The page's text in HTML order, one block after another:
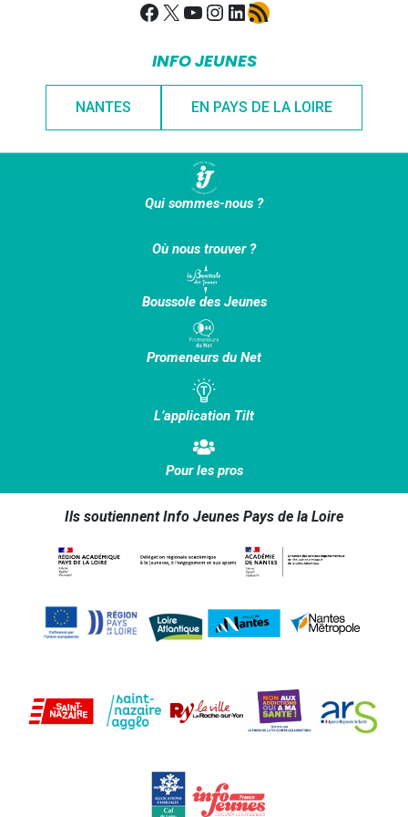
Facebook
X YouTube
Instagram
LinkedIn
Flux RSS
INFO JEUNES
NANTES EN PAYS DE LA LOIRE
Qui sommes-nous ?
Où nous trouver ?
Boussole des Jeunes
Promeneurs du Net
L’application Tilt
Pour les pros
Ils soutiennent Info Jeunes Pays de la Loire